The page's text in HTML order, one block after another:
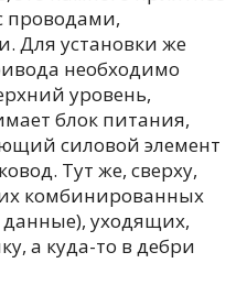
проводами,
Для установки же
необходимо
уровень,
блок питания,
силовой элемент
Тут же, сверху,
комбинированных
данные), уходящих,
а куда-то в дебри